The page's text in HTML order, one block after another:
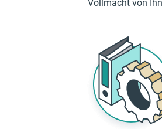
Vollmacht von